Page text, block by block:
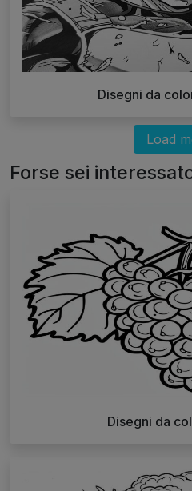
Disegni da
Load
Forse sei
Disegni da